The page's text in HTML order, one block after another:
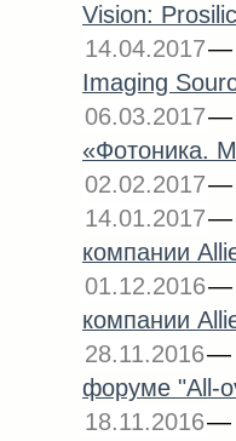
Vision:
14.04.2017
Imaging
06.03.2017
«Фотоника.
02.02.2017
14.01.2017
компании
01.12.2016
компании
28.11.2016
форуме "All-
18.11.2016